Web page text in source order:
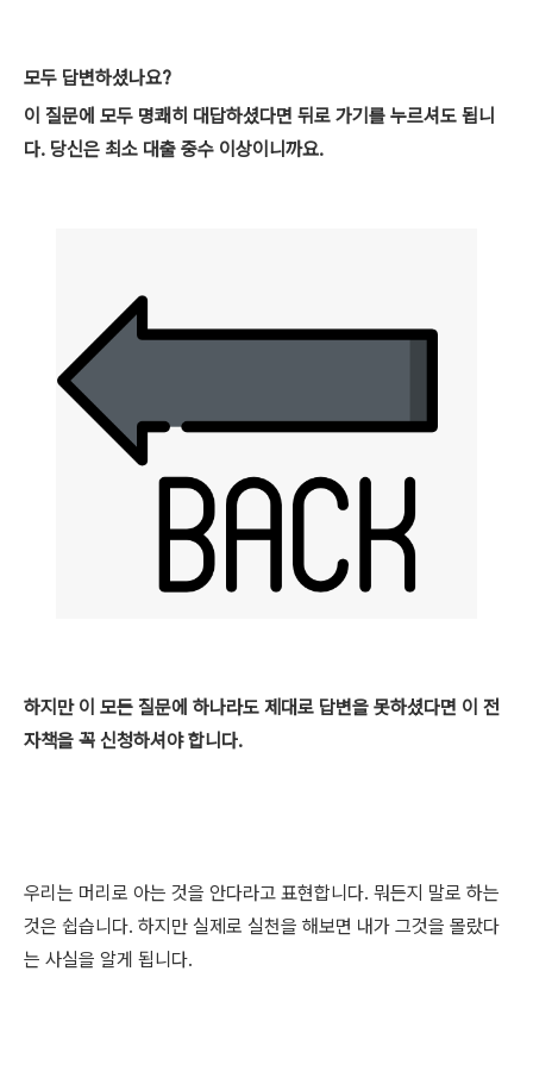
모두 답변하셨나요?
이 질문에 모두 명쾌히 대답하셨다면 뒤로 가기를 누르셔도 됩니
다. 당신은 최소 대출 중수 이상이니까요.
하지만 이 모든 질문에 하나라도 제대로 답변을 못하셨다면 이 전
자책을 꼭 신청하셔야 합니다.
우리는 머리로 아는 것을 안다라고 표현합니다. 뭐든지 말로 하는
것은 쉽습니다. 하지만 실제로 실천을 해보면 내가 그것을 몰랐다
는 사실을 알게 됩니다.